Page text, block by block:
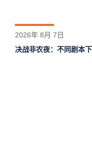
2026年 8月 7日
决战非农夜：不同剧本